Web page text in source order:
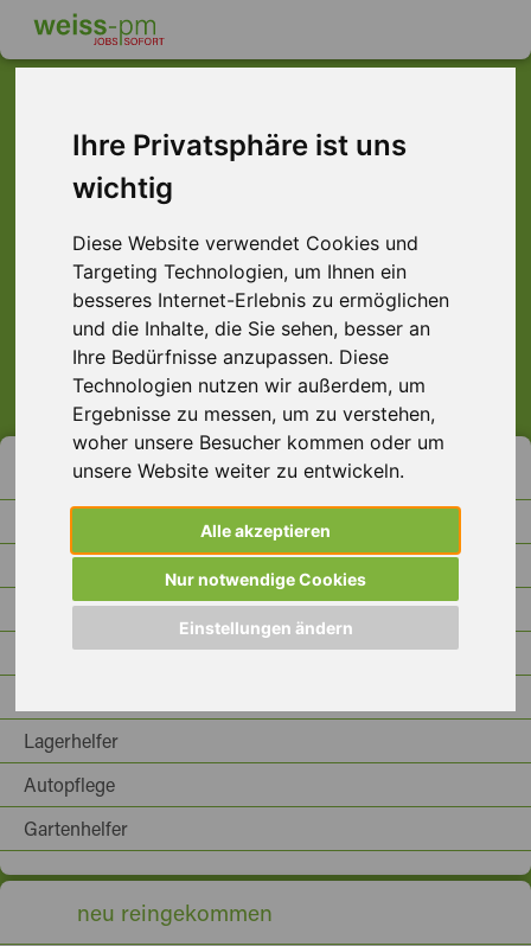
Ihre Privatsphäre ist uns
wichtig
Diese Website verwendet Cookies und
Targeting Technologien, um Ihnen ein
besseres Internet-Erlebnis zu ermöglichen
und die Inhalte, die Sie sehen, besser an
Ihre Bedürfnisse anzupassen. Diese
Technologien nutzen wir außerdem, um
Ergebnisse zu messen, um zu verstehen,
woher unsere Besucher kommen oder um
unsere Website weiter zu entwickeln.
Alle akzeptieren
Nur notwendige Cookies
Einstellungen ändern
Aschaffenburg Darmstadt Frankfurt
Hanau Offenbach Würzburg
los gehts
häufig gesucht
Stapler
Bürohilfe
Empfangsmitarbeiterin
Lagerhelfer
Autopflege
Gartenhelfer
neu reingekommen